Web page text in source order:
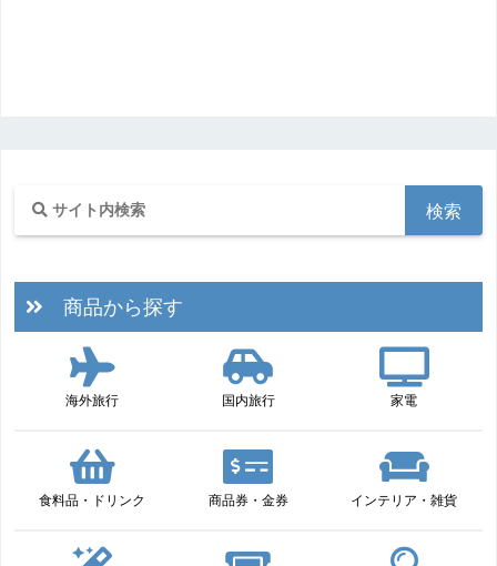
商品から探す
海外旅行 国内旅行 家電
食料品・ドリンク 商品券・金券 インテリア・雑貨